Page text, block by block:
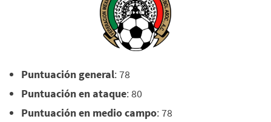
Puntuación general: 78
Puntuación en ataque: 80
Puntuación en medio campo: 78